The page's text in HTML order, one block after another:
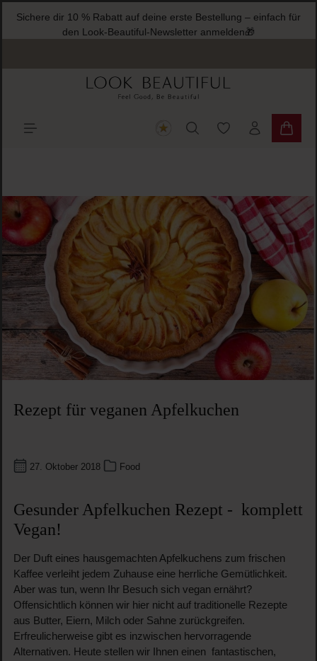
springen
Sichere dir 10 % Rabatt auf deine erste Bestellung – einfach für
den Look-Beautiful-Newsletter anmelden🎁
Du hast 0
Rezept für veganen Apfelkuchen
27. Oktober 2018 Food
Gesunder Apfelkuchen Rezept - komplett
Vegan!
Der Duft eines hausgemachten Apfelkuchens zum frischen
Kaffee verleiht jedem Zuhause eine herrliche Gemütlichkeit.
Aber was tun, wenn Ihr Besuch sich vegan ernährt?
Offensichtlich können wir hier nicht auf traditionelle Rezepte
aus Butter, Eiern, Milch oder Sahne zurückgreifen.
Erfreulicherweise gibt es inzwischen hervorragende
Alternativen. Heute stellen wir Ihnen einen fantastischen,